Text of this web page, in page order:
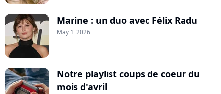
Marine : un duo avec Félix Radu
May 1, 2026
Notre playlist coups de coeur du
mois d'avril